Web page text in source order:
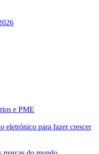
e PME
eletrónico para fazer crescer